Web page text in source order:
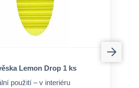
Lemon Drop 1 ks
použití – v interiéru